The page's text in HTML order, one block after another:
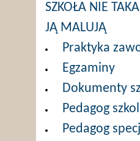
SZKOŁA NIE
JĄ MALUJĄ
Praktyka
Egzaminy
Dokumenty
Pedagog
Pedagog